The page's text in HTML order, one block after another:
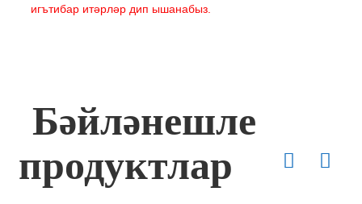
игътибар итәрләр дип ышанабыз.
Бәйләнешле
продуктлар